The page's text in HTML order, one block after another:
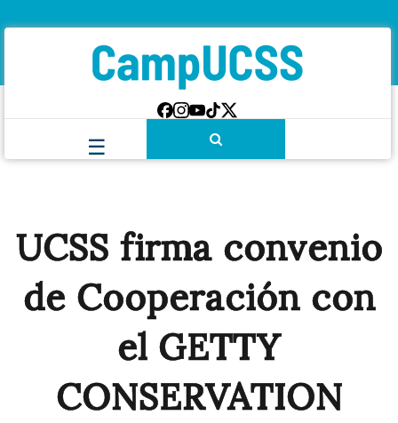
UCSS firma convenio
de Cooperación con
el GETTY
CONSERVATION